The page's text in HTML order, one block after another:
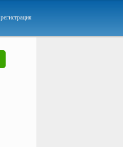
регистрация